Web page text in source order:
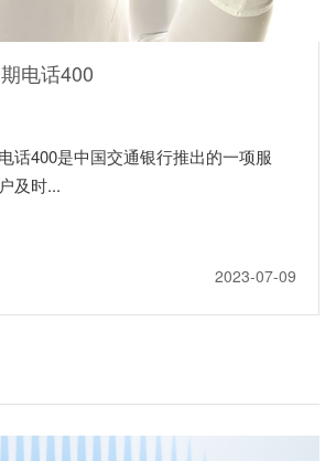
电话400
话400是中国交通银行推出的一项服
及时...
2023-07-09